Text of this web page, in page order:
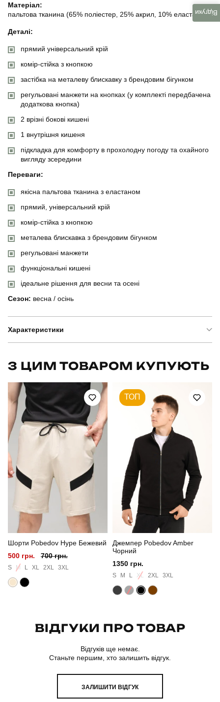
Матеріал:
пальтова тканина (65% поліестер, 25% акрил, 10% еластан)
Деталі:
прямий універсальний крій
комір-стійка з кнопкою
застібка на металеву блискавку з брендовим бігунком
регульовані манжети на кнопках (у комплекті передбачена
додаткова кнопка)
2 врізні бокові кишені
1 внутрішня кишеня
підкладка для комфорту в прохолодну погоду та охайного
вигляду зсередини
Переваги:
якісна пальтова тканина з еластаном
прямий, універсальний крій
комір-стійка з кнопкою
металева блискавка з брендовим бігунком
регульовані манжети
функціональні кишені
ідеальне рішення для весни та осені
Сезон: весна / осінь
Характеристики
Призначення для повсякденного носіння
Стать
смарт кежуал
Сезон весна-осінь
чорний
З ЦИМ ТОВАРОМ КУПУЮТЬ
Шорти Pobedov Hype Бежевий
500 грн.
700 грн.
S M L XL 2XL 3XL
ТОП
Джемпер Pobedov Amber
Чорний
1350 грн.
S M L XL 2XL 3XL
ВІДГУКИ ПРО ТОВАР
Відгуки
Відгуків ще немає.
Станьте першим, хто залишить відгук.
ЗАЛИШИТИ ВІДГУК